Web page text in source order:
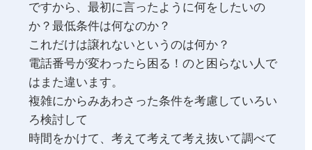
ですから、最初に言ったように何をしたいの
か？最低条件は何なのか？
これだけは譲れないというのは何か？
電話番号が変わったら困る！のと困らない人で
はまた違います。
複雑にからみあわさった条件を考慮していろい
ろ検討して
時間をかけて、考えて考えて考え抜いて調べて